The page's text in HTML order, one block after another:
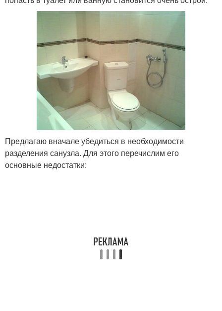
Предлагаю вначале убедиться в необходимости
разделения санузла. Для этого перечислим его
основные недостатки: